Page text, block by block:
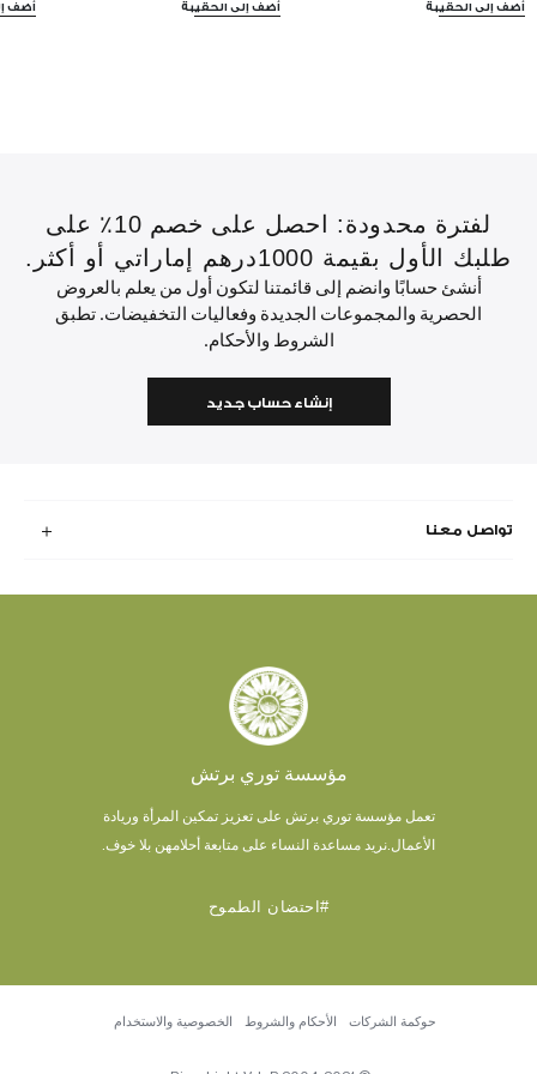
أضف إلى الحقيبة أضف إلى الحقيبة أضف
لفترة محدودة: احصل على خصم 10٪ على
طلبك الأول بقيمة 1000درهم إماراتي أو أكثر.
أنشئ حسابًا وانضم إلى قائمتنا لتكون أول من يعلم بالعروض
الحصرية والمجموعات الجديدة وفعاليات التخفيضات. تطبق
الشروط والأحكام.
إنشاء حساب جديد
تواصل معنا
مؤسسة توري برتش
تعمل مؤسسة توري برتش على تعزيز تمكين المرأة وريادة
الأعمال. نريد مساعدة النساء على متابعة أحلامهن بلا خوف.
#احتضان الطموح
حوكمة الشركات الأحكام والشروط الخصوصية والاستخدام